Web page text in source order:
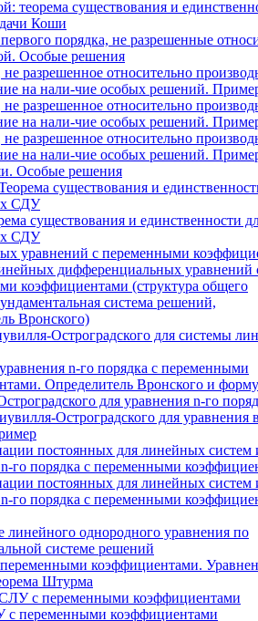
теорема существования и
Коши
порядка, не разрешенные
Особые решения
разрешенное относительно
на нали-чие особых решений.
разрешенное относительно
на нали-чие особых решений.
разрешенное относительно
на нали-чие особых решений.
Особые решения
существования и
СДУ
существования и единственности
СДУ
уравнений с переменными
дифференциальных уравнений
коэффициентами (структура общего
система решений,
Вронского)
Остроградского для системы
n-го порядка с переменными
Определитель Вронского и
для уравнения n-го
Остроградского для уравнения
постоянных для линейных систем
го порядка с переменными
постоянных для линейных систем
го порядка с переменными
линейного однородного уравнения по
системе решений
коэффициентами.
Штурма
с переменными коэффициентами
с переменными коэффициентами